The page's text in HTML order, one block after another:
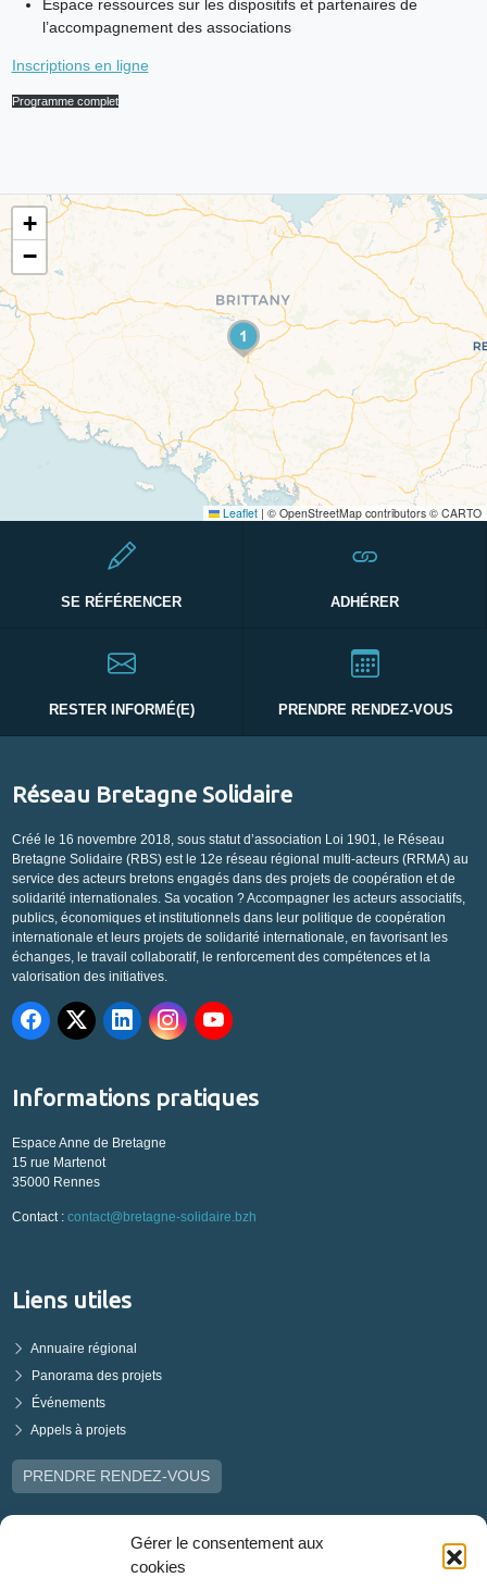
Gérer le consentement aux
cookies
Espace ressources sur les dispositifs et partenaires de
l’accompagnement des associations
Inscriptions en ligne
Programme complet
+
−
Leaflet | © OpenStreetMap contributors © CARTO
SE RÉFÉRENCER ADHÉRER
RESTER INFORMÉ(E) PRENDRE RENDEZ-VOUS
Réseau Bretagne Solidaire
Créé le 16 novembre 2018, sous statut d’association Loi 1901, le Réseau
Bretagne Solidaire (RBS) est le 12e réseau régional multi-acteurs (RRMA) au
service des acteurs bretons engagés dans des projets de coopération et de
solidarité internationales. Sa vocation ? Accompagner les acteurs associatifs,
publics, économiques et institutionnels dans leur politique de coopération
internationale et leurs projets de solidarité internationale, en favorisant les
échanges, le travail collaboratif, le renforcement des compétences et la
valorisation des initiatives.
Informations pratiques
Espace Anne de Bretagne
15 rue Martenot
35000 Rennes
Contact : contact@bretagne-solidaire.bzh
Liens utiles
Annuaire régional
Panorama des projets
Événements
Appels à projets
PRENDRE RENDEZ-VOUS